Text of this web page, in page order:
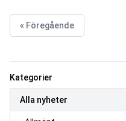
Kategorier
Alla nyheter
« Föregående